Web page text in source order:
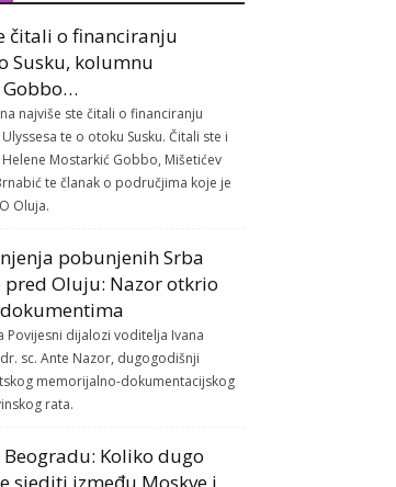
čitali o financiranju
Susku, kolumnu
najviše ste čitali o financiranju
te o otoku Susku. Čitali ste i
Mostarkić Gobbo, Mišetićev
te članak o područjima koje je
Oluja.
pobunjenih Srba
pred Oluju: Nazor otkrio
Povijesni dijalozi voditelja Ivana
sc. Ante Nazor, dugogodišnji
memorijalno-dokumentacijskog
rata.
Beogradu: Koliko dugo
sjediti između Moskve i